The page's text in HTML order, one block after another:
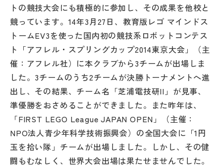
トの競技大会にも積極的に参加し、その成果を他校と
競っています。14年3月27日、教育版レゴ マインドス
トームEV3を使った国内初の競技系ロボットコンテス
ト「アフレル・スプリングカップ2014東京大会」（主
催：アフレル社）に本クラブから3チームが出場しま
した。3チームのうち2チームが決勝トーナメントへ進
出し、その結果、チーム名「芝浦電技研II」が見事、
準優勝をおさめることができました。また昨年は、
「FIRST LEGO League JAPAN OPEN」（主催：
NPO法人青少年科学技術振興会）の全国大会に「1円
玉を拾い隊」チームが出場しました。しかし、その健
闘もむなしく、世界大会出場は果たせませんでした。